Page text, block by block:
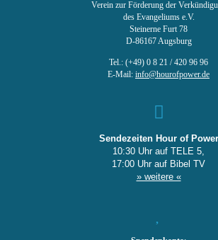
Verein zur Förderung der
des Evangeliums e.V.
Steinerne Furt 78
D-86167 Augsburg
Tel.: (+49) 0 8 21 / 420 96 96
E-Mail: info@hourofpower.de
Sendezeiten Hour of Power
10:30 Uhr auf TELE 5,
17:00 Uhr auf Bibel TV
» weitere «